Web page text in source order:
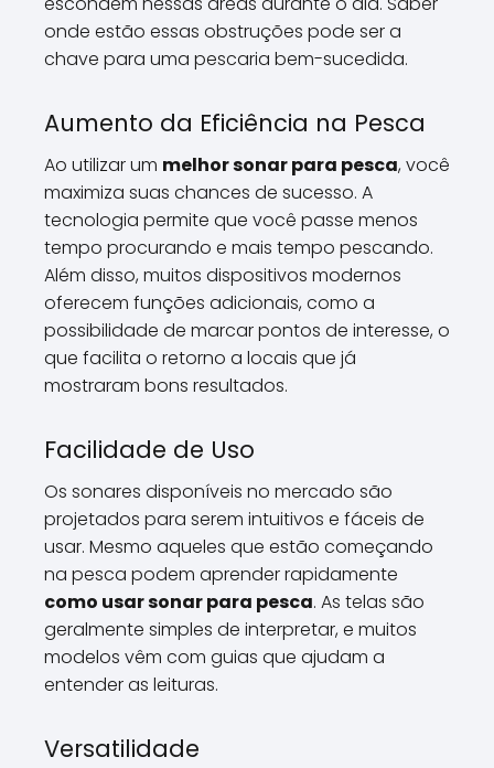
onde estão essas obstruções pode ser a
chave para uma pescaria bem-sucedida.
Aumento da Eficiência na Pesca
Ao utilizar um melhor sonar para pesca, você
maximiza suas chances de sucesso. A
tecnologia permite que você passe menos
tempo procurando e mais tempo pescando.
Além disso, muitos dispositivos modernos
oferecem funções adicionais, como a
possibilidade de marcar pontos de interesse, o
que facilita o retorno a locais que já
mostraram bons resultados.
Facilidade de Uso
Os sonares disponíveis no mercado são
projetados para serem intuitivos e fáceis de
usar. Mesmo aqueles que estão começando
na pesca podem aprender rapidamente
como usar sonar para pesca. As telas são
geralmente simples de interpretar, e muitos
modelos vêm com guias que ajudam a
entender as leituras.
Versatilidade